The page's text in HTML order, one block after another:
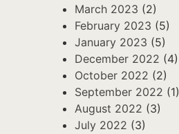
March 2023 (2)
February 2023 (5)
January 2023 (5)
December 2022 (4)
October 2022 (2)
September 2022 (1)
August 2022 (3)
July 2022 (3)